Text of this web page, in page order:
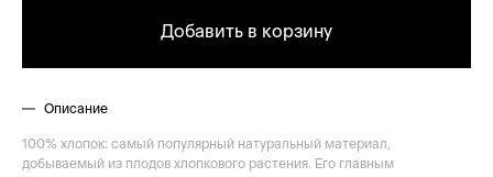
Добавить в корзину
Описание
100% хлопок: самый популярный натуральный материал,
добываемый из плодов хлопкового растения. Его главным